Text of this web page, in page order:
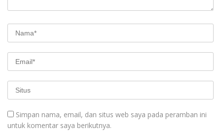
Simpan nama, email, dan situs web saya pada peramban ini
untuk komentar saya berikutnya.